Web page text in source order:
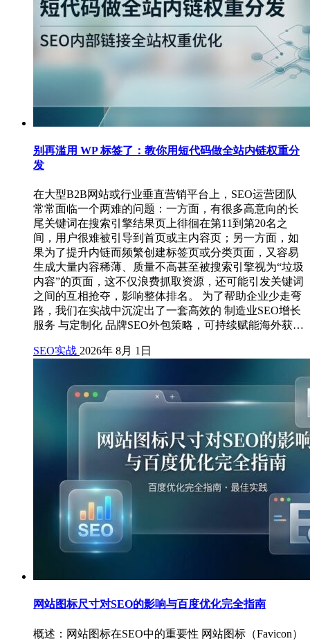
别再滥用 WP 标签了：教你用短代码做全站内链权重分
发
在大型B2B网站或行业垂直营销平台上，SEO运营团队
常常面临一个两难的问题：一方面，有很多高意向的长
尾关键词在搜索引擎结果页上徘徊在第11到第20名之
间，用户很难被引导到首页或主内容页；另一方面，如
果为了提升内链而频繁创建标签页或分类页面，又容易
生成大量内容稀薄、质量不高甚至被搜索引擎视为“垃圾
内容”的页面，这不仅浪费抓取资源，还可能引发关键词
之间的互相抢夺，影响整体排名。 为了帮助企业少走弯
路，我们在实战中沉淀出了一套高效的 制造业SEO增长
服务 与定制化 品牌SEO外包策略，可持续赋能海外获…
SEO实战 2026年 8月 1日
网站图标尺寸对SEO的影响与百度优化完全指南
概述：网站图标在SEO中的重要性 网站图标（Favicon）